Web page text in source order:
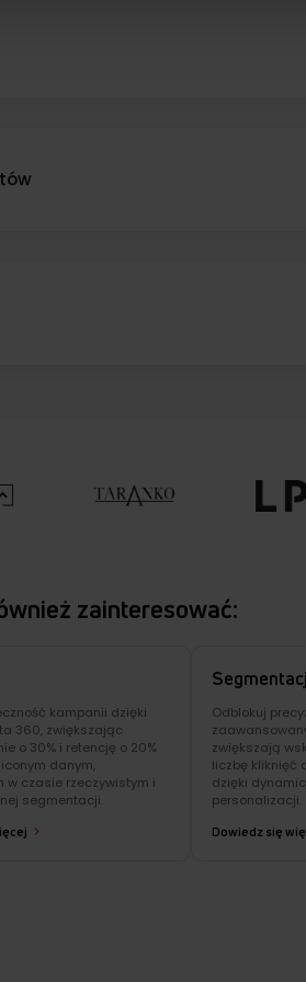
z naszej witryny, udostępniamy
te informacje z innymi danymi
zainteresować:
kampanii dzięki
360, zwiększając
o 30% i retencję o 20%
danym,
w czasie rzeczywistym i
segmentacji.
Odblokuj
zwiększają
liczbę kliknięć
dzięki
personalizacji.
Dowiedz się